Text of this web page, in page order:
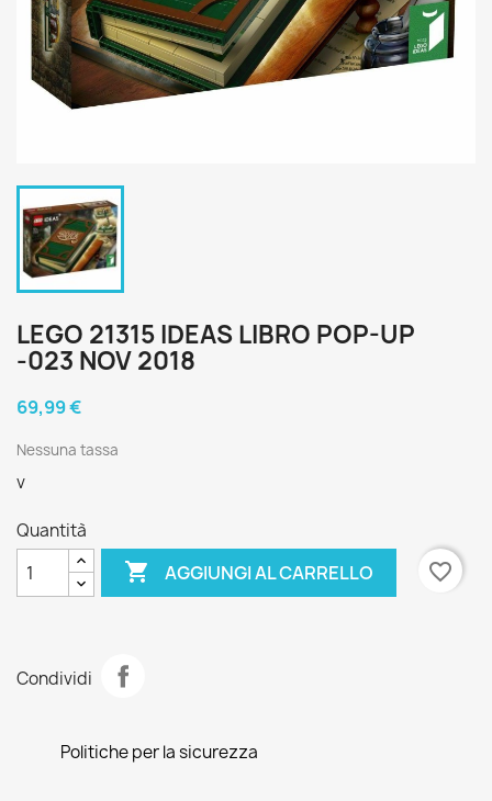
LEGO 21315 IDEAS LIBRO POP-UP
-023 NOV 2018
69,99 €
Nessuna tassa
v
Quantità
 AGGIUNGI AL CARRELLO favorite_border
Condividi
Politiche per la sicurezza